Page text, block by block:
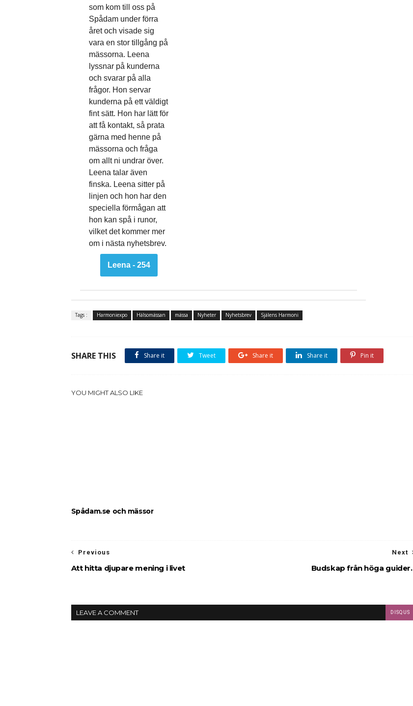
som kom till oss på
Spådam under förra
året och visade sig
vara en stor tillgång på
mässorna. Leena
lyssnar på kunderna
och svarar på alla
frågor. Hon servar
kunderna på ett väldigt
fint sätt. Hon har lätt för
att få kontakt, så prata
gärna med henne på
mässorna och fråga
om allt ni undrar över.
Leena talar även
finska. Leena sitter på
linjen och hon har den
speciella förmågan att
hon kan spå i runor,
vilket det kommer mer
om i nästa nyhetsbrev.
Leena - 254
Tags : Harmoniexpo Hälsomässan mässa Nyheter Nyhetsbrev Själens Harmoni
SHARE THIS Share it Tweet Share it Share it Pin it
YOU MIGHT ALSO LIKE
Spådam.se och mässor
Next
Budskap från höga guider.
Previous
Att hitta djupare mening i livet
LEAVE A COMMENT DISQUS